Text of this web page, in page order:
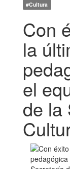
#Cultura
Con
la
el
de la